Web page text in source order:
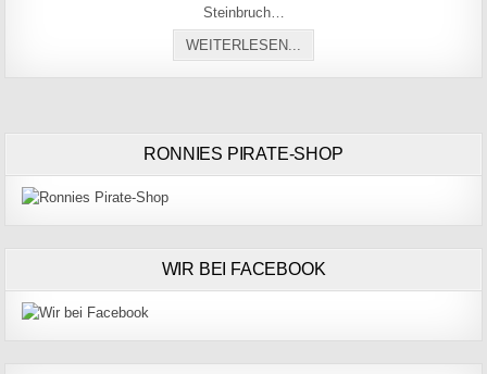
Steinbruch…
WEITERLESEN...
RONNIES PIRATE-SHOP
WIR BEI FACEBOOK